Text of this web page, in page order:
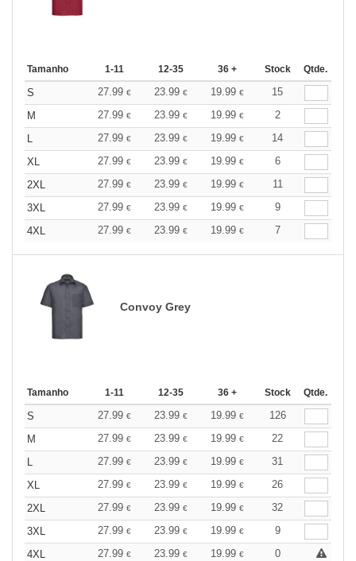
Tamanho 1-11 12-35 36 + Stock Qtde.
S 27.99 € 23.99 € 19.99 €
15
M
27.99 € 23.99 € 19.99 €
2
L
27.99 € 23.99 € 19.99 €
14
XL
27.99 € 23.99 € 19.99 €
6
2XL
27.99 € 23.99 € 19.99 €
11
3XL
27.99 € 23.99 € 19.99 €
9
4XL
27.99 € 23.99 € 19.99 € 7
Convoy Grey
Tamanho 1-11 12-35 36 + Stock Qtde.
S 27.99 € 23.99 € 19.99 €
126
M
27.99 € 23.99 € 19.99 €
22
L
27.99 € 23.99 € 19.99 €
31
XL
27.99 € 23.99 € 19.99 €
26
2XL
27.99 € 23.99 € 19.99 €
32
3XL
27.99 € 23.99 € 19.99 €
9
4XL
27.99 € 23.99 € 19.99 € 0